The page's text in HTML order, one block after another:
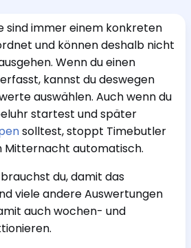
sind immer einem konkreten
und können deshalb nicht
Wenn du einen
kannst du deswegen
auswählen. Auch wenn du
startest und später
solltest, stoppt Timebutler
Mitternacht automatisch.
du, damit das
viele andere Auswertungen
auch wochen- und